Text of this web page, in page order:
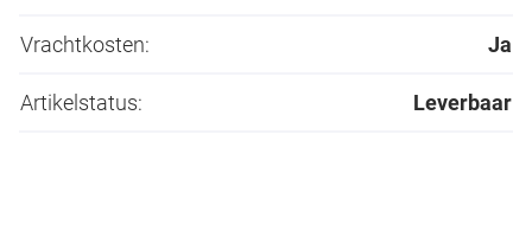
Vrachtkosten: Ja
Artikelstatus: Leverbaar